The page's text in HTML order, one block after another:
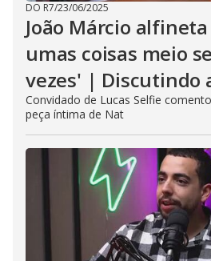
DO R7/23/06/2025
João Márcio
umas coisas meio
vezes' | Discutindo
Convidado de Lucas Selfie
peça íntima de Nat